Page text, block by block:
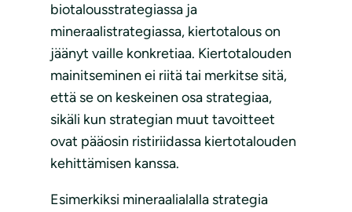
biotalousstrategiassa ja
mineraalistrategiassa, kiertotalous on
jäänyt vaille konkretiaa. Kiertotalouden
mainitseminen ei riitä tai merkitse sitä,
että se on keskeinen osa strategiaa,
sikäli kun strategian muut tavoitteet
ovat pääosin ristiriidassa kiertotalouden
kehittämisen kanssa.
Esimerkiksi mineraalialalla strategia